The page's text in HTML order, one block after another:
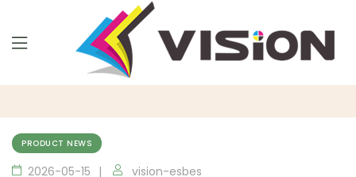
PRODUCT NEWS
2026-05-15 vision-esbes